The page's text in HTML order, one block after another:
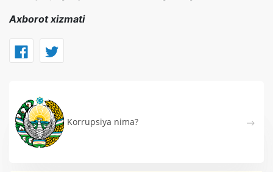
Axborot xizmati
Korrupsiya nima?